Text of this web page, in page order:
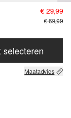
€ 29,99
€ 69,99
selecteren
Maatadvies